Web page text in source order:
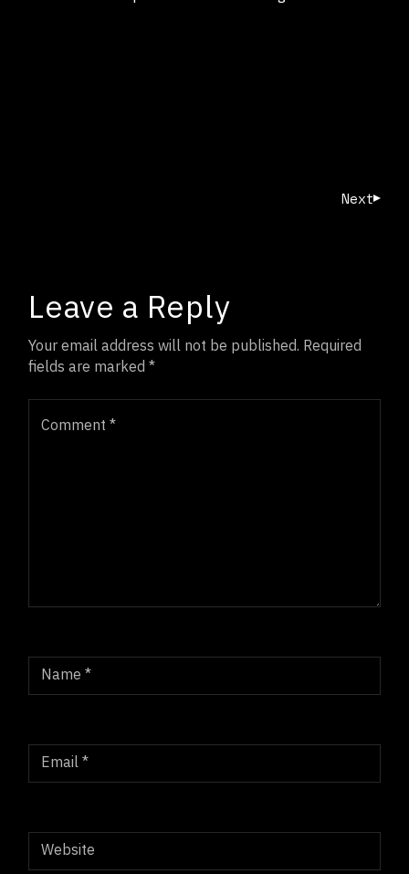
Next
Leave a Reply
Your email address will not be published. Required
fields are marked*